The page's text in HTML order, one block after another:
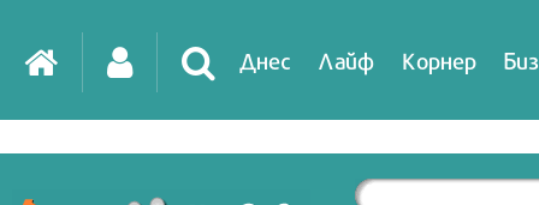
Днес Лайф Корнер
DirTV Impressio